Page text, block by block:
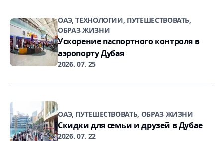
ОАЭ, ТЕХНОЛОГИИ, ПУТЕШЕСТВОВАТЬ,
ОБРАЗ ЖИЗНИ
Ускорение паспортного контроля в
аэропорту Дубая
2026. 07. 25
ОАЭ, ПУТЕШЕСТВОВАТЬ, ОБРАЗ ЖИЗНИ
Скидки для семьи и друзей в Дубае
2026. 07. 22